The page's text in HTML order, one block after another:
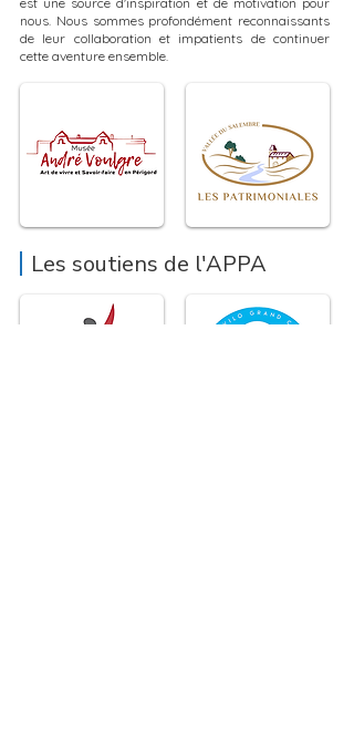
nous. Nous sommes profondément reconnaissants
de leur collaboration et impatients de continuer
cette aventure ensemble.
Les soutiens de l'APPA